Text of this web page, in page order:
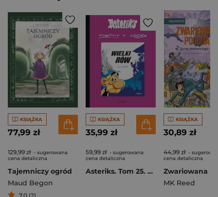
KSIĄŻKA
77,99 zł
129,99 zł - sugerowana
cena detaliczna
Tajemniczy ogród
Maud Begon
7,0 (2)
KSIĄŻKA
35,99 zł
59,99 zł - sugerowana
cena detaliczna
Asteriks. Tom 25. Wielki rów
KSIĄŻKA
30,89 zł
44,99 zł -
cena detaliczna
MK Reed